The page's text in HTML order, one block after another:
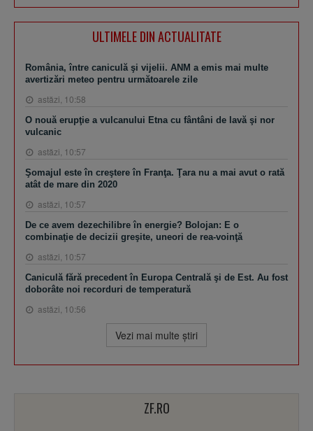
ULTIMELE DIN ACTUALITATE
România, între caniculă şi vijelii. ANM a emis mai multe
avertizări meteo pentru următoarele zile
astăzi, 10:58
O nouă erupţie a vulcanului Etna cu fântâni de lavă şi nor
vulcanic
astăzi, 10:57
Şomajul este în creştere în Franţa. Ţara nu a mai avut o rată
atât de mare din 2020
astăzi, 10:57
De ce avem dezechilibre în energie? Bolojan: E o
combinaţie de decizii greşite, uneori de rea-voinţă
astăzi, 10:57
Caniculă fără precedent în Europa Centrală şi de Est. Au fost
doborâte noi recorduri de temperatură
astăzi, 10:56
Vezi mai multe ştiri
ZF.RO